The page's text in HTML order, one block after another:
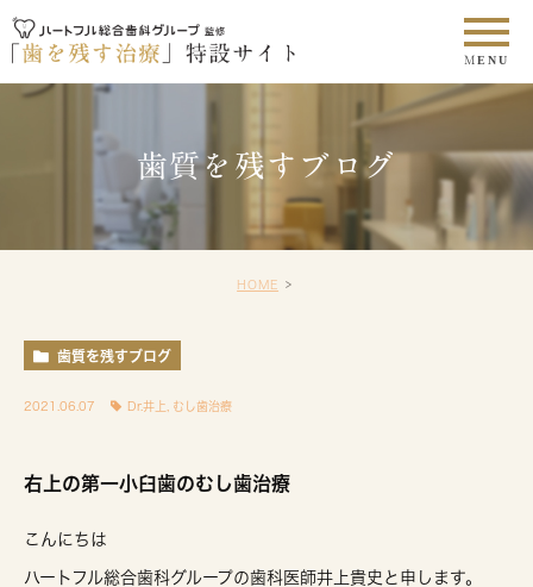
歯質を残すブログ
HOME
歯質を残すブログ
2021.06.07 Dr.井上 むし歯治療
右上の第一小臼歯のむし歯治療
こんにちは
ハートフル総合歯科グループの歯科医師井上貴史と申します。